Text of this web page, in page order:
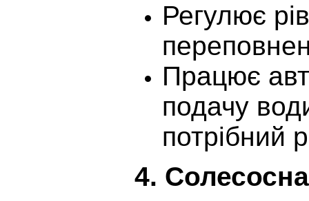
Регулює
Працює
подачу
потрібний
4.